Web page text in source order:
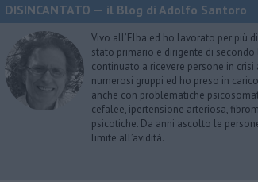
DISINCANTATO — il Blog di Adolfo Santoro
Vivo all’Elba ed ho lavorato per più
stato primario e dirigente di
continuato a ricevere persone in
numerosi gruppi ed ho preso in
anche con problematiche
cefalee, ipertensione arteriosa,
psicotiche. Da anni ascolto le
limite all’avidità.